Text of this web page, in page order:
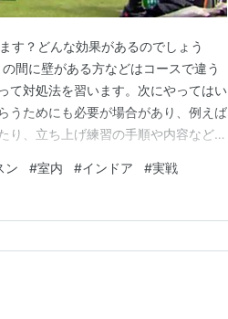
す？どんな効果があるのでしょう
間に壁がある方などはコースで違う
て対処法を習います。次にやってはい
うためにも必要が場合があり、例えば
り、立ち上げ練習の手順や内容なども
た事がないほど猛スピードで振って
事…
ン #室内 #インドア #実戦